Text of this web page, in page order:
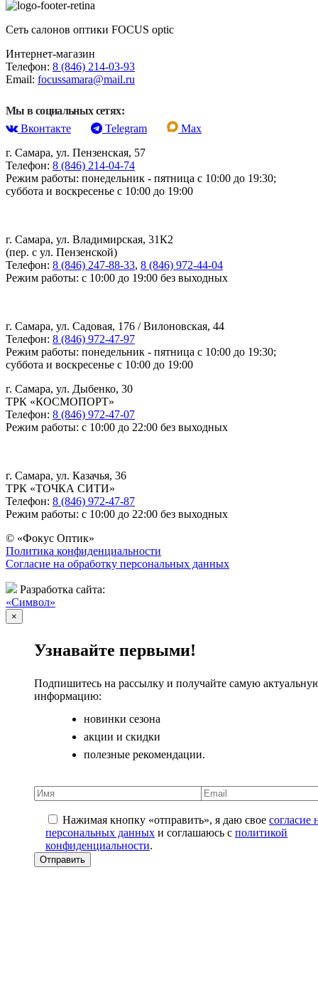
Сеть салонов оптики FOCUS optic
Интернет-магазин
Телефон: 8 (846) 214-03-93
Email: focussamara@mail.ru
Мы в социальных сетях:
Вконтакте
Telegram
Max
г. Самара, ул. Пензенская, 57
Телефон: 8 (846) 214-04-74
Режим работы: понедельник - пятница с 10:00 до 19:30;
суббота и воскресенье с 10:00 до 19:00
г. Самара, ул. Владимирская, 31К2
(пер. с ул. Пензенской)
Телефон: 8 (846) 247-88-33, 8 (846) 972-44-04
Режим работы: с 10:00 до 19:00 без выходных
г. Самара, ул. Садовая, 176 / Вилоновская, 44
Телефон: 8 (846) 972-47-97
Режим работы: понедельник - пятница с 10:00 до 19:30;
суббота и воскресенье с 10:00 до 19:00
г. Самара, ул. Дыбенко, 30
ТРК «КОСМОПОРТ»
Телефон: 8 (846) 972-47-07
Режим работы: с 10:00 до 22:00 без выходных
г. Самара, ул. Казачья, 36
ТРК «ТОЧКА СИТИ»
Телефон: 8 (846) 972-47-87
Режим работы: с 10:00 до 22:00 без выходных
© «Фокус Оптик»
Политика конфиденциальности
Согласие на обработку персональных данных
Разработка сайта:
«Символ»
×
Узнавайте первыми!
Подпишитесь на рассылку и получайте самую
информацию:
новинки сезона
акции и скидки
полезные рекомендации.
Нажимая кнопку «отправить», я даю свое согласие
персональных данных и соглашаюсь с политикой
конфиденциальности.